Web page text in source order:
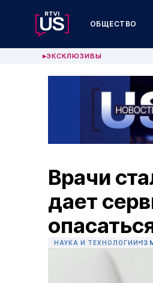
ОБЩЕСТВО
▶ЭКСКЛЮЗИВЫ
Врачи
дает
НАУКА И ТЕХНОЛОГИИ 13